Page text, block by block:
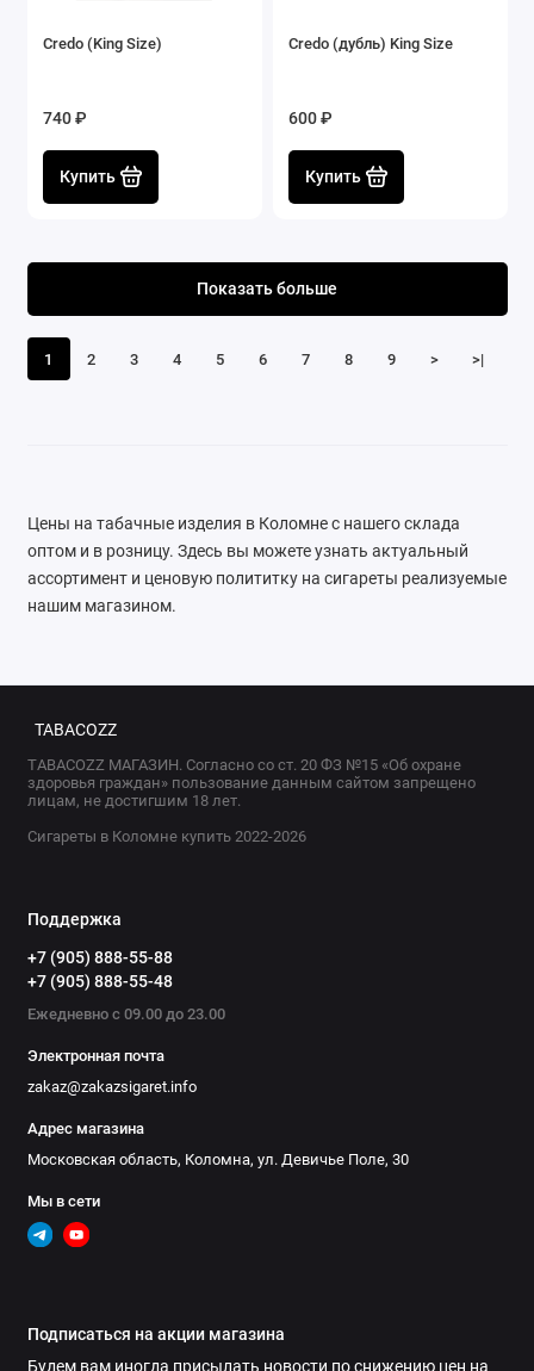
Credo (King Size)
740 ₽
Купить
Credo (дубль) King Size
600 ₽
Купить
1 2 3 4 5 6 7 8 9 > >|
Показать больше
Цены на табачные изделия в Коломне с нашего склада
оптом и в розницу. Здесь вы можете узнать актуальный
ассортимент и ценовую полититку на сигареты реализуемые
нашим магазином.
TABACOZZ
TABACOZZ МАГАЗИН. Согласно со ст. 20 ФЗ №15 «Об охране
здоровья граждан» пользование данным сайтом запрещено
лицам, не достигшим 18 лет.
Сигареты в Коломне купить 2022-2026
Поддержка
+7 (905) 888-55-88
+7 (905) 888-55-48
Ежедневно с 09.00 до 23.00
Электронная почта
zakaz@zakazsigaret.info
Адрес магазина
Московская область, Коломна, ул. Девичье Поле, 30
Мы в сети
Подписаться на акции магазина
Будем вам иногда присылать новости по снижению цен на